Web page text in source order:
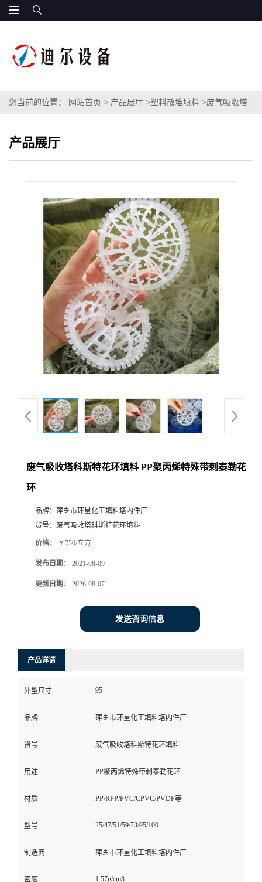
您当前的位置： 网站首页 > 产品展厅 >塑料散堆填料 >废气吸收塔
产品展厅
废气吸收塔科斯特花环填料 PP聚丙烯特殊带刺泰勒花
环
品牌： 萍乡市环星化工填料塔内件厂
货号： 废气吸收塔科斯特花环填料
价格： ￥750/立方
发布日期： 2021-08-09
更新日期： 2026-08-07
发送咨询信息
产品详请
外型尺寸 95
品牌 萍乡市环星化工填料塔内件厂
货号 废气吸收塔科斯特花环填料
用途 PP聚丙烯特殊带刺泰勒花环
材质 PP/RPP/PVC/CPVC/PVDF等
型号 25/47/51/59/73/95/100
制造商 萍乡市环星化工填料塔内件厂
密度 1.57g/cm3